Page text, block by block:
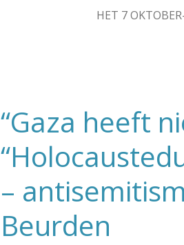
HET 7
“Gaza heeft
–
Beurden